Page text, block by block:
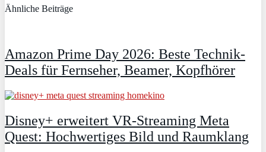
Ähnliche Beiträge
Amazon Prime Day 2026: Beste Technik-
Deals für Fernseher, Beamer, Kopfhörer
Disney+ erweitert VR‑Streaming Meta
Quest: Hochwertiges Bild und Raumklang